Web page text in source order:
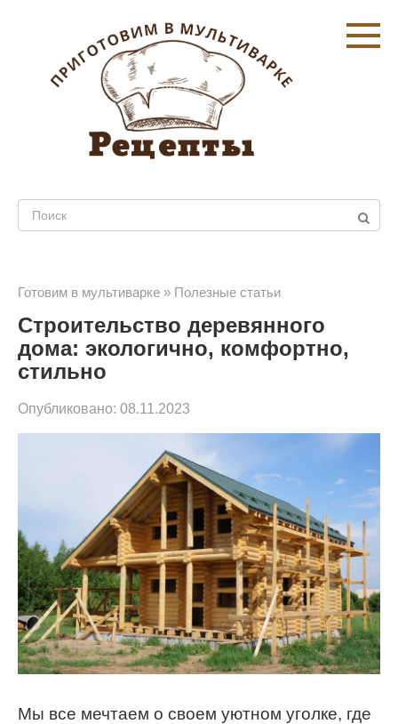
контенту
Поиск:
Готовим в мультиварке » Полезные статьи
Строительство деревянного
дома: экологично, комфортно,
стильно
Опубликовано: 08.11.2023
Мы все мечтаем о своем уютном уголке, где